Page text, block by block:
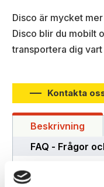
Disco är mycket
Disco blir du mobilt
transportera dig
Kontakta
Beskrivning
FAQ - Frågor
Disco